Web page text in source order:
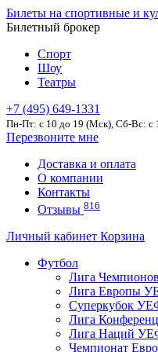
Билеты на спортивные и
Билетный брокер
Спорт
Шоу
Театры
+7 (495) 649-1331
Пн-Пт: c 10 до 19 (Мск), Сб-Вс: с
Перезвоните мне
Доставка и оплата
О компании
Контакты
Отзывы 816
Личный кабинет Корзина
Футбол
Лига
Лига Европы
Суперкубок
Лига
Лига Наций
Чемпионат